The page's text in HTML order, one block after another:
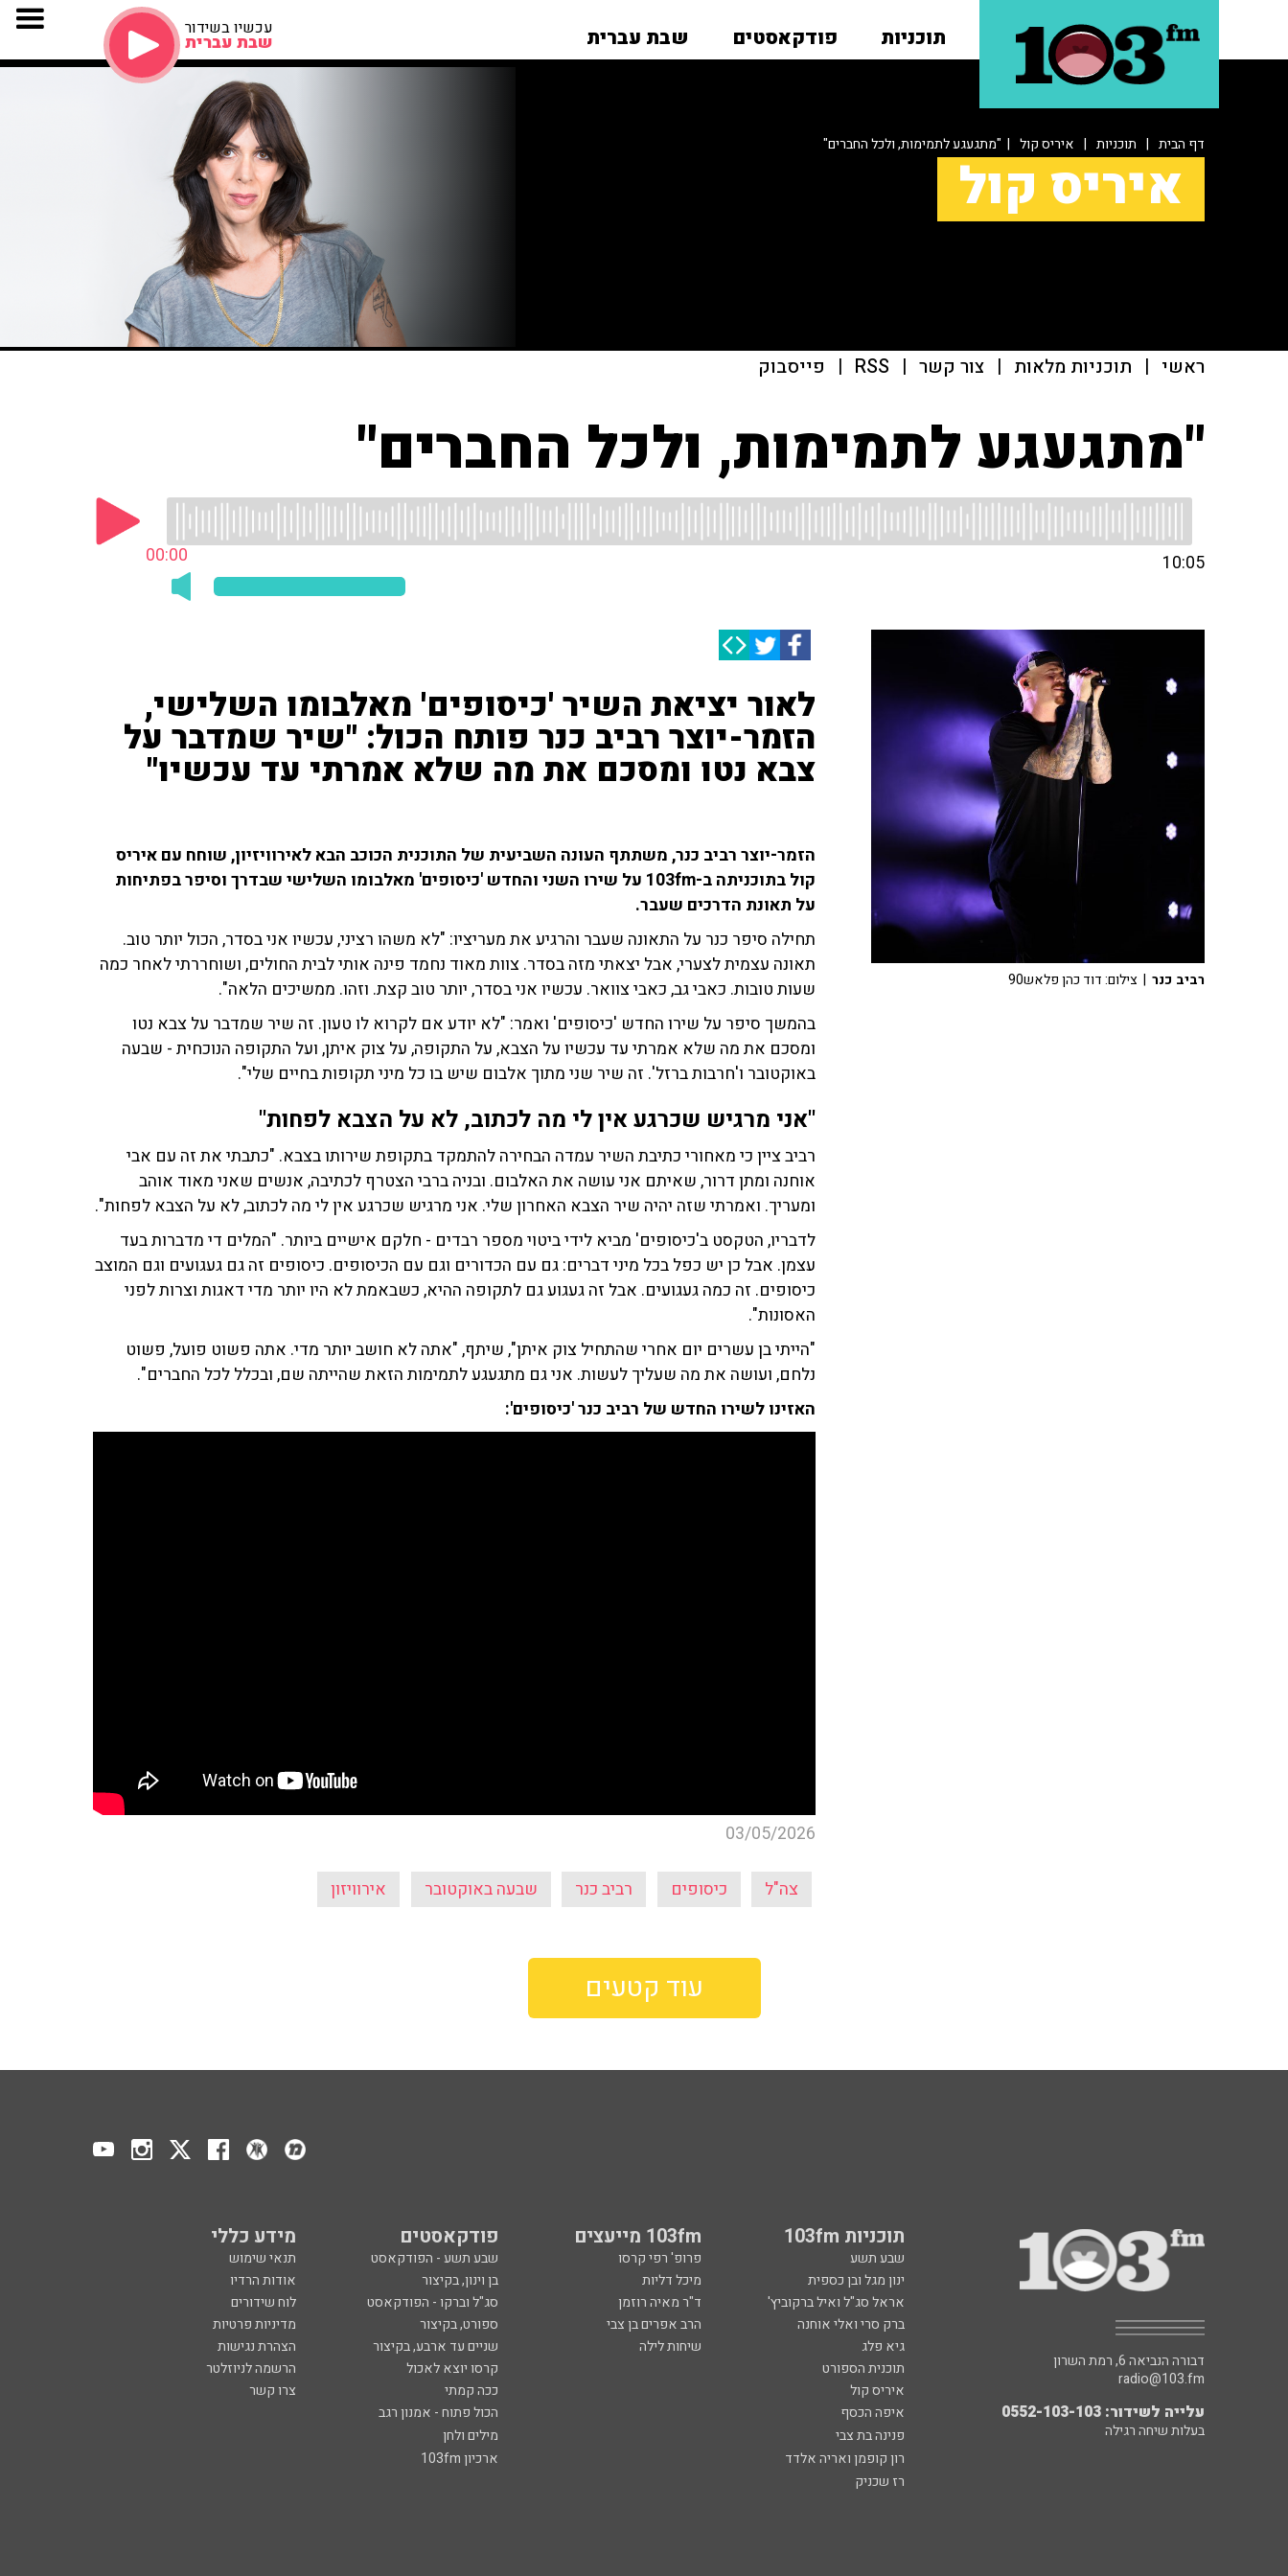
תוכניות פודקאסטים שבת עברית עכשיו בשידור
שבת עברית
דף הבית | תוכניות | איריס קול | "מתגעגע לתמימות, ולכל החברים"
איריס קול
ראשי | תוכניות מלאות | צור קשר |
RSS
| פייסבוק
"מתגעגע לתמימות, ולכל החברים"
00:00 10:05
לאור יציאת השיר 'כיסופים' מאלבומו השלישי,
הזמר-יוצר רביב כנר פותח הכול: "שיר שמדבר על
צבא נטו ומסכם את מה שלא אמרתי עד עכשיו"
הזמר-יוצר רביב כנר, משתתף העונה השביעית של התוכנית הכוכב הבא לאירוויזיון, שוחח עם איריס
קול בתוכניתה ב-103fm על שירו השני והחדש 'כיסופים' מאלבומו השלישי שבדרך וסיפר בפתיחות
על תאונת הדרכים שעבר.
תחילה סיפר כנר על התאונה שעבר והרגיע את מעריציו: "לא משהו רציני, עכשיו אני בסדר, הכול יותר טוב.
תאונה עצמית לצערי, אבל יצאתי מזה בסדר. צוות מאוד נחמד פינה אותי לבית החולים, ושוחררתי לאחר כמה
שעות טובות. כאבי גב, כאבי צוואר. עכשיו אני בסדר, יותר טוב קצת. וזהו. ממשיכים הלאה".
בהמשך סיפר על שירו החדש 'כיסופים' ואמר: "לא יודע אם לקרוא לו טעון. זה שיר שמדבר על צבא נטו
ומסכם את מה שלא אמרתי עד עכשיו על הצבא, על התקופה, על צוק איתן, ועל התקופה הנוכחית - שבעה
באוקטובר ו'חרבות ברזל'. זה שיר שני מתוך אלבום שיש בו כל מיני תקופות בחיים שלי".
"אני מרגיש שכרגע אין לי מה לכתוב, לא על הצבא לפחות"
רביב ציין כי מאחורי כתיבת השיר עמדה הבחירה להתמקד בתקופת שירותו בצבא. "כתבתי את זה עם אבי
אוחנה ומתן דרור, שאיתם אני עושה את האלבום. ובניה ברבי הצטרף לכתיבה, אנשים שאני מאוד אוהב
ומעריך. ואמרתי שזה יהיה שיר הצבא האחרון שלי. אני מרגיש שכרגע אין לי מה לכתוב, לא על הצבא לפחות".
לדבריו, הטקסט ב'כיסופים' מביא לידי ביטוי מספר רבדים - חלקם אישיים ביותר. "המלים די מדברות בעד
עצמן. אבל כן יש כפל בכל מיני דברים: גם עם הכדורים וגם עם הכיסופים. כיסופים זה גם געגועים וגם המוצב
כיסופים. זה כמה געגועים. אבל זה געגוע גם לתקופה ההיא, כשבאמת לא היו יותר מדי דאגות וצרות לפני
האסונות".
"הייתי בן עשרים יום אחרי שהתחיל צוק איתן", שיתף, "אתה לא חושב יותר מדי. אתה פשוט פועל, פשוט
נלחם, ועושה את מה שעליך לעשות. אני גם מתגעגע לתמימות הזאת שהייתה שם, ובכלל לכל החברים".
האזינו לשירו החדש של רביב כנר 'כיסופים':
03/05/2026
צה"ל כיסופים רביב כנר שבעה באוקטובר אירוויזון
רביב כנר | צילום: דוד כהן פלאש90
עוד קטעים
תוכניות 103fm 103fm מייעצים פודקאסטים מידע כללי
שבע תשע פרופ' רפי קרסו שבע תשע - הפודקאסט
תנאי שימוש
ינון מגל ובן כספית
מיכל דליות בן וינון, בקיצור
אודות הרדיו
אראל סג"ל ואיל ברקוביץ'
ד"ר מאיה רוזמן סג"ל וברקו - הפודקאסט
לוח שידורים
ברק סרי ואלי אוחנה
הרב אפרים בן צבי ספורט, בקיצור
מדיניות פרטיות
גיא פלג
שיחות לילה שניים עד ארבע, בקיצור
הצהרת נגישות
תוכנית הספורט
קרסו יוצא לאכול
הרשמה לניוזלטר
איריס קול
ככה קמתי
צרו קשר
איפה הכסף
הכול פתוח - אמנון רגב
פנינה בת צבי
מילים ולחן
רון קופמן ואריה אלדד
ארכיון 103fm
רז שכניק
דבורה הנביאה 6, רמת השרון
radio@103.fm
עלייה לשידור: 0552-103-103
בעלות שיחה רגילה